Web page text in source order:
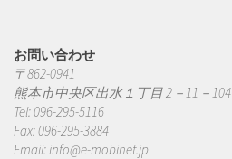
お問い合わせ
〒862-0941
熊本市中央区出水１丁目 2－11－104
Tel: 096-295-5116
Fax: 096-295-3884
Email: info@e-mobinet.jp